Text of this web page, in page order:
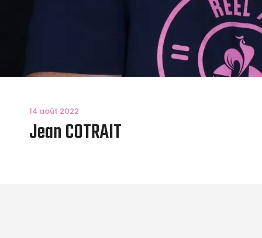
14 août 2022
Jean COTRAIT